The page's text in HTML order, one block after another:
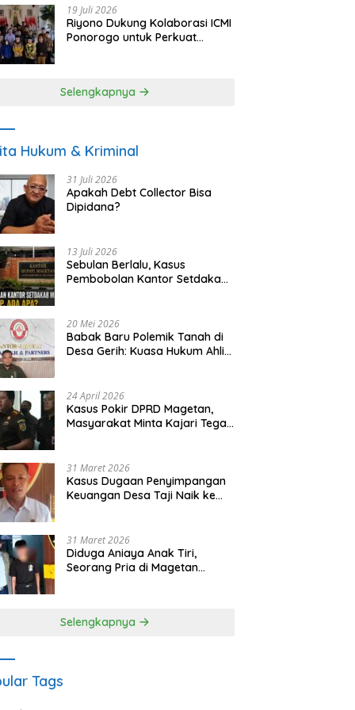
19 Juli 2026
Riyono Dukung Kolaborasi ICMI
Ponorogo untuk Perkuat
Selengkapnya
Hukum & Kriminal
31 Juli 2026
Apakah Debt Collector Bisa
Dipidana?
13 Juli 2026
Sebulan Berlalu, Kasus
Pembobolan Kantor Setdakab
20 Mei 2026
Babak Baru Polemik Tanah di
Desa Gerih: Kuasa Hukum Ahli
24 April 2026
Kasus Pokir DPRD Magetan,
Masyarakat Minta Kajari Tegak
31 Maret 2026
Kasus Dugaan Penyimpangan
Keuangan Desa Taji Naik ke
31 Maret 2026
Diduga Aniaya Anak Tiri,
Seorang Pria di Magetan
Selengkapnya
Tags